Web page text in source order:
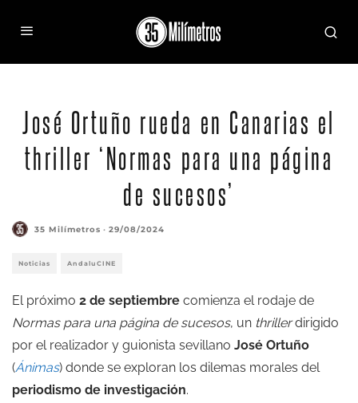
José Ortuño rueda en Canarias el
thriller ‘Normas para una página
de sucesos’
35 Milímetros · 29/08/2024
Noticias AndaluCINE
El próximo 2 de septiembre comienza el rodaje de
Normas para una página de sucesos, un thrillerdirigido
por el realizador y guionista sevillano José Ortuño
(Ánimas) donde se exploran los dilemas morales del
periodismo de investigación.